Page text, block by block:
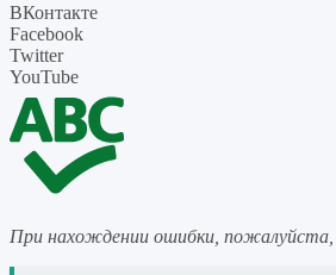
ВКонтакте
Facebook
Twitter
YouTube
При нахождении ошибки,